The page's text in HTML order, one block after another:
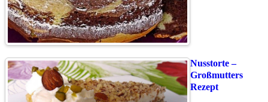
Nusstorte –
Großmutters
Rezept